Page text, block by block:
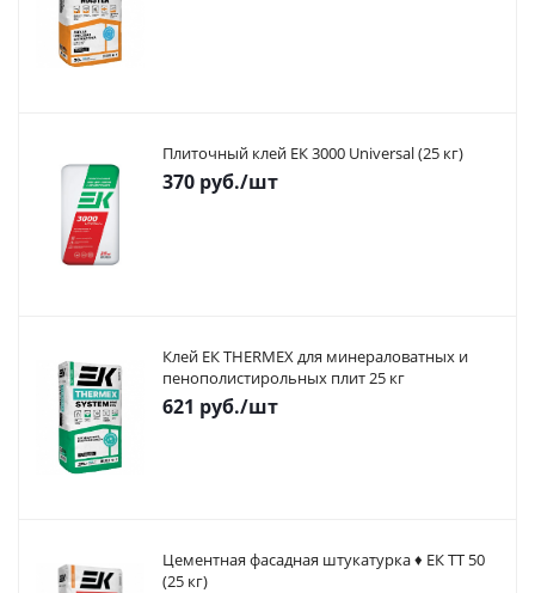
Плиточный клей ЕК 3000 Universal (25 кг)
370 руб./шт
Клей ЕК THERMEX для минераловатных и
пенополистирольных плит 25 кг
621 руб./шт
Цементная фасадная штукатурка ♦ ЕК ТТ 50
(25 кг)